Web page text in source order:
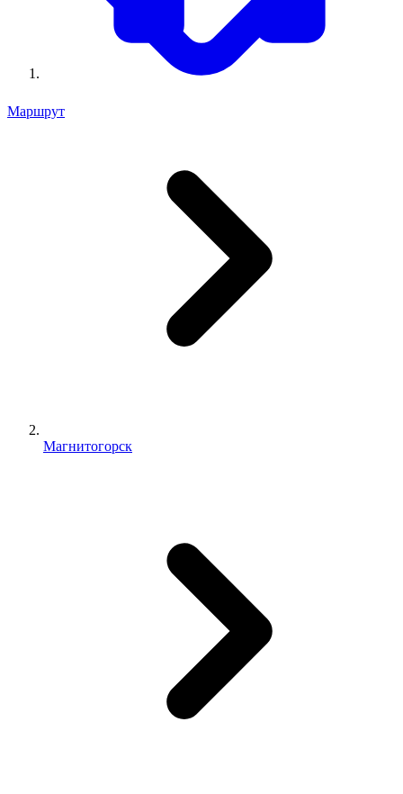
Маршрут
Магнитогорск